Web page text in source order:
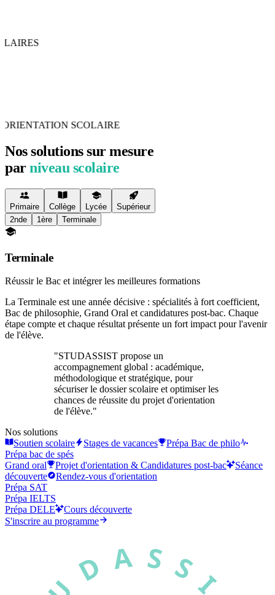
SCOLAIRE
Nos solutions sur mesure
parniveau scolaire
Primaire Collège Lycée
Supérieur
2nde
1ère Terminale
Terminale
Réussir le Bac et intégrer les meilleures formations
La Terminale est une année décisive : spécialités à fort coefficient,
Bac de philosophie, Grand Oral et candidatures post-bac. Chaque
étape compte et chaque résultat présente un fort impact pour l'avenir
de l'élève.
"STUDASSIST propose un
accompagnement global : académique,
méthodologique et stratégique, pour
sécuriser le dossier scolaire et optimiser les
chances de réussite du projet d'orientation
de l'élève."
Nos solutions
Soutien scolaire
Stages de vacances
Prépa Bac de philo
Prépa bac de spés
Grand oral
Projet d'orientation & Candidatures post-bac
Séance
découverte
Rendez-vous d'orientation
Prépa SAT
Prépa IELTS
Prépa DELE
Cours découverte
S'inscrire au programme